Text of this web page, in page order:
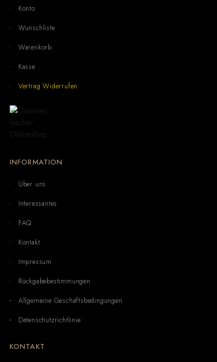
Konto
Wunschliste
Warenkorb
Kasse
Vertrag Widerrufen
INFORMATION
Über uns
Interessantes
FAQ
Kontakt
Impressum
Rückgabebestimmungen
Allgemeine Geschäftsbedingungen
Datenschutzrichtlinie
KONTAKT